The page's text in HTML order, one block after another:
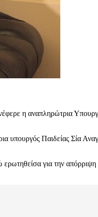
η αναπληρώτρια
Παιδείας Σία
για την